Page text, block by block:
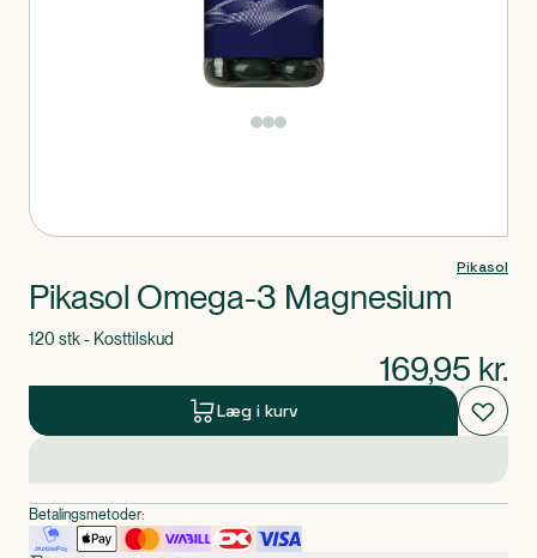
Pikasol
Pikasol Omega-3 Magnesium
120 stk - Kosttilskud
169,95 kr.
Læg i kurv
Betalingsmetoder: